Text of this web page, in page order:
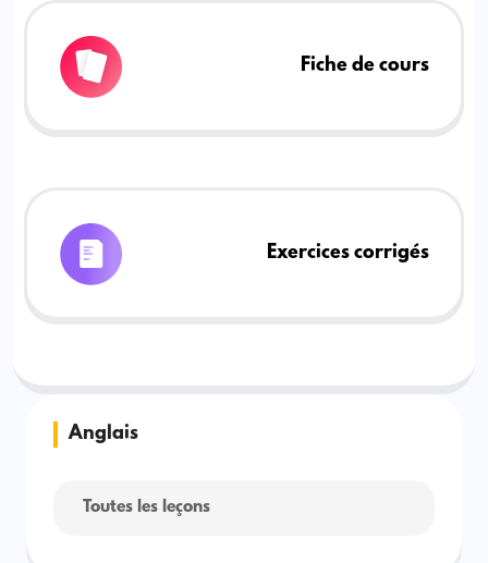
Fiche de cours
Exercices corrigés
Anglais
Toutes les leçons